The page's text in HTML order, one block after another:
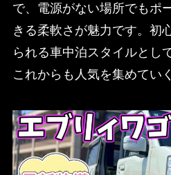
で、電源がない場所でもポ
きる柔軟さが魅力です。初
られる車中泊スタイルとし
これからも人気を集めてい